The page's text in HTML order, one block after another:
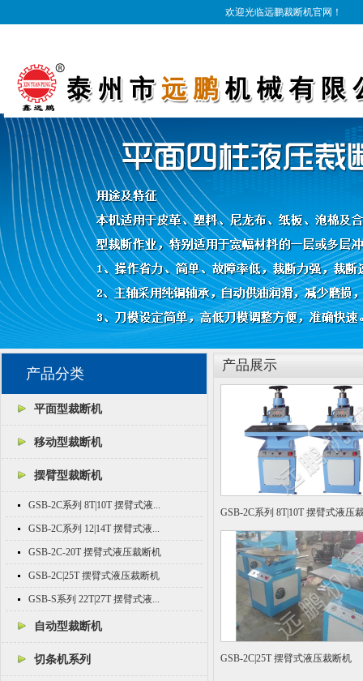
欢迎光临远鹏裁断机官网！
产品分类
平面型裁断机
移动型裁断机
摆臂型裁断机
GSB-2C系列 8T|10T 摆臂式液...
GSB-2C系列 12|14T 摆臂式液...
GSB-2C-20T 摆臂式液压裁断机
GSB-2C|25T 摆臂式液压裁断机
GSB-S系列 22T|27T 摆臂式液...
自动型裁断机
切条机系列
产品展示
GSB-2C系列 8T|10T 摆臂式液压
GSB-2C|25T 摆臂式液压裁断机